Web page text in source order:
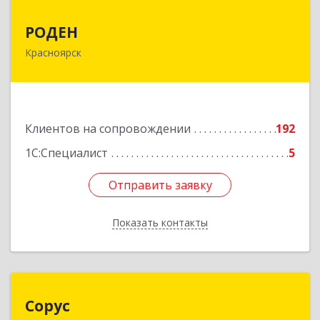
РОДЕН
Красноярск
Клиентов на сопровождении
192
1С:Специалист
5
Отправить заявку
Показать контакты
660064, Красноярский край, Красноярск г, им
Отправить заявку
Назад
Сорус